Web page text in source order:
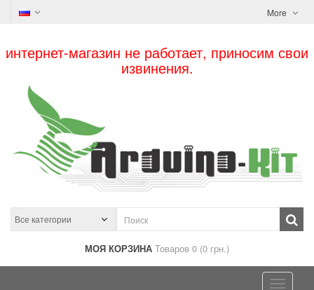
More
интернет-магазин не работает, приносим свои
извинения.
МОЯ КОРЗИНА Товаров 0 (0 грн.)